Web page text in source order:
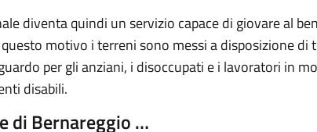
diventa quindi un servizio capace di giovare al
motivo i ter­reni sono messi a disposizione
per gli anziani, i disoccupati e i lavoratori in
disabili.
di Bernareggio …